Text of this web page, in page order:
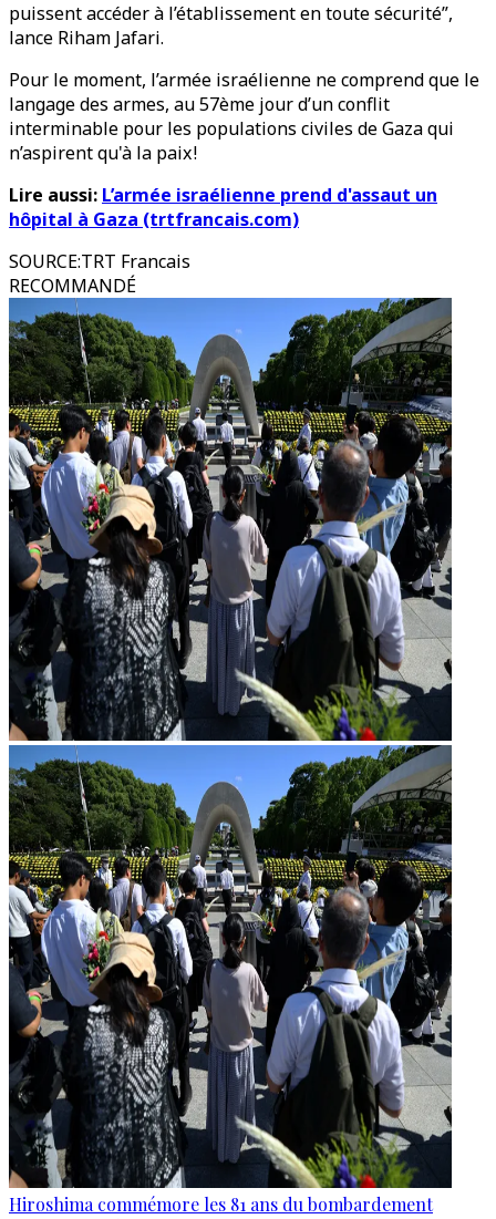
puissent accéder à l’établissement en toute sécurité”,
lance Riham Jafari.
Pour le moment, l’armée israélienne ne comprend que le
langage des armes, au 57ème jour d’un conflit
interminable pour les populations civiles de Gaza qui
n’aspirent qu'à la paix !
Lire aussi: L’armée israélienne prend d'assaut un
hôpital à Gaza (trtfrancais.com)
SOURCE:TRT Francais
RECOMMANDÉ
Hiroshima commémore les 81 ans du bombardement